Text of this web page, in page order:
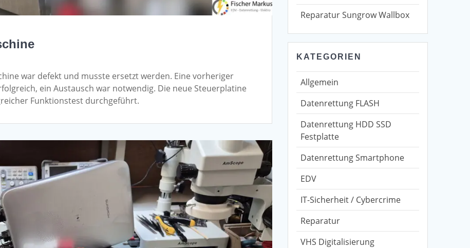
war defekt und musste ersetzt werden. Eine vorheriger
ein Austausch war notwendig. Die neue Steuerplatine
Funktionstest durchgeführt.
Reparatur Sungrow Wallbox
KATEGORIEN
Allgemein
Datenrettung FLASH
Datenrettung HDD SSD
Festplatte
Datenrettung Smartphone
EDV
IT-Sicherheit / Cybercrime
Reparatur
VHS Digitalisierung